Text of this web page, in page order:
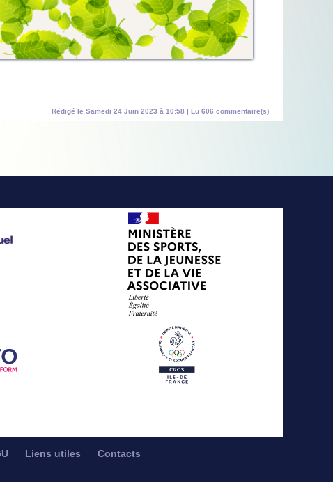
Rédigé le Samedi 24 Juin 2023 à 10:58 | Lu 606 commentaire(s)
Liens utiles Contacts